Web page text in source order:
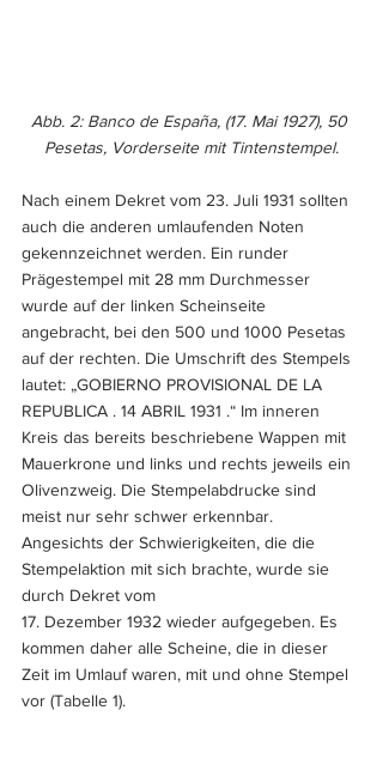
Abb. 2: Banco de España, (17. Mai 1927), 50
Pesetas, Vorderseite mit Tintenstempel.
Nach einem Dekret vom 23. Juli 1931 sollten
auch die anderen umlaufenden Noten
gekennzeichnet werden. Ein runder
Prägestempel mit 28 mm Durchmesser
wurde auf der linken Scheinseite
angebracht, bei den 500 und 1000 Pesetas
auf der rechten. Die Umschrift des Stempels
lautet: „GOBIERNO PROVISIONAL DE LA
REPUBLICA . 14 ABRIL 1931 .“ Im inneren
Kreis das bereits beschriebene Wappen mit
Mauerkrone und links und rechts jeweils ein
Olivenzweig. Die Stempelabdrucke sind
meist nur sehr schwer erkennbar.
Angesichts der Schwierigkeiten, die die
Stempelaktion mit sich brachte, wurde sie
durch Dekret vom
17. Dezember 1932 wieder aufgegeben. Es
kommen daher alle Scheine, die in dieser
Zeit im Umlauf waren, mit und ohne Stempel
vor (Tabelle 1).